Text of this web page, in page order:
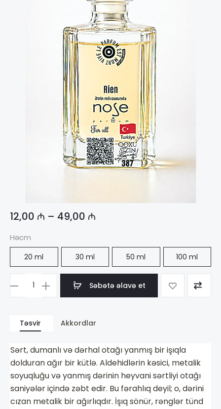
12,00 ₼ – 49,00 ₼
Həcm
20 ml 30 ml 50 ml 100 ml
Etat
Libre
d'Orange
Rien
Səbətə əlavə et
Təsvir Akkordlar
Sərt, dumanlı və dərhal otağı yanmış bir işıqla
dolduran ağır bir kütlə. Aldehidlərin kəsici, metalik
soyuqluğu və yanmış dərinin heyvani sərtliyi otağı
saniyələr içində zəbt edir. Bu fərahlıq deyil; o, dərini
cızan metalik bir ağırlıqdır. İşıq sönür, rənglər tünd